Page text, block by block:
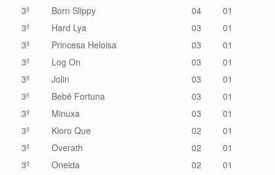
3º
Born Slippy 04
01
3º
Hard Lya 03
01
3º
Princesa Heloisa 03
01
3º
Log On 03
01
3º
Jolin 03
01
3º
Bebê Fortuna 03
01
3º
Minuxa 03
01
3º
Kioro Que 02
01
3º
Overath 02
01
3º
Oneida 02
01